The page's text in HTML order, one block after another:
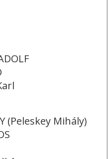
(Peleskey Mihály)